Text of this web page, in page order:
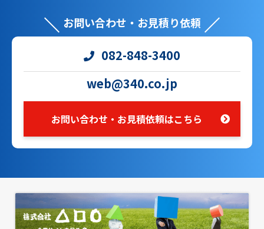
お問い合わせ・お見積り依頼
082-848-3400
web@340.co.jp
お問い合わせ・お見積依頼はこちら